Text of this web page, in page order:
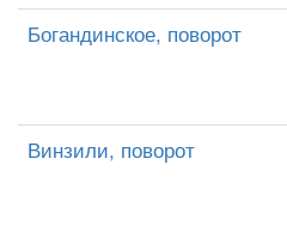
Богандинское, поворот
Винзили, поворот